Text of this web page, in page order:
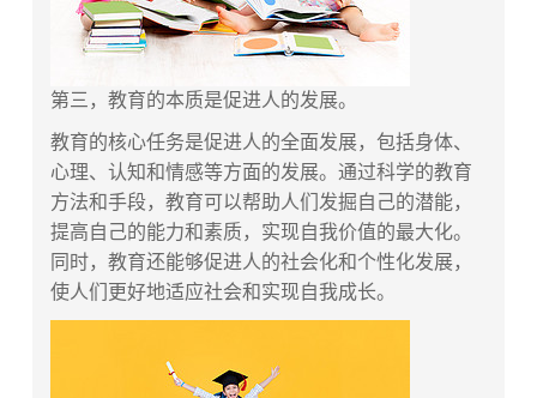
第三，教育的本质是促进人的发展。
教育的核心任务是促进人的全面发展，包括身体、
心理、认知和情感等方面的发展。通过科学的教育
方法和手段，教育可以帮助人们发掘自己的潜能，
提高自己的能力和素质，实现自我价值的最大化。
同时，教育还能够促进人的社会化和个性化发展，
使人们更好地适应社会和实现自我成长。